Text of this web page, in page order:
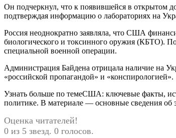
Он подчеркнул, что к появившейся в открытом
подтверждая информацию о лабораториях на
Россия неоднократно заявляла, что США
биологического и токсинного оружия (КБТО).
специальной военной операции.
Администрация Байдена отрицала наличие на
«российской пропагандой» и «конспирологией».
Узнать больше по темеСША: ключевые факты,
политике. В материале — основные сведения об
Оценка читателей!
0 из 5 звезд. 0 голосов.